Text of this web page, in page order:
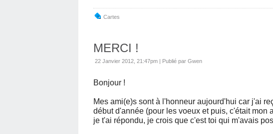
Cartes
MERCI !
22 Janvier 2012, 21:47pm | Publié par Gwen
Bonjour !
Mes ami(e)s sont à l'honneur aujourd'hui car j'ai
début d'année (pour les voeux et puis, c'était mon
je t'ai répondu, je crois que c'est toi qui m'avais